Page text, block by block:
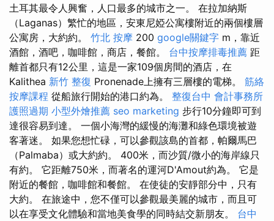
土耳其最令人興奮，人口最多的城市之一。 在拉加納斯
（Laganas）繁忙的地區，安東尼婭公寓樓附近的兩個樓層
公寓房，大約約。 竹北 按摩 200 google關鍵字 m，靠近
酒館，酒吧，咖啡館，商店，餐館。 台中按摩排毒推薦 距
離首都只有12公里，這是一家109個房間的酒店，在
Kalithea 新竹 整復 Pronenade上擁有三層樓的電梯。 筋絡
按摩課程 從船旅行開始的港口約為。 整復台中 會計事務所
護照過期 小型外燴推薦 seo marketing 步行10分鐘即可到
達很容易到達。 一個小海灣的緩慢的海灘和綠色環境被遊
客著迷。 如果您想忙碌，可以參觀該島的首都，帕爾馬巴
（Palmaba）或大約約。 400米，而沙質/微小的海岸線只
有約。 它距離750米，而著名的運河D'Amout約為。 它是
附近的餐館，咖啡館和餐館。 在使徒的安靜部分中，只有
大約。 在旅途中，您不僅可以參觀最美麗的城市，而且可
以在享受文化體驗和當地美食學的同時結交新朋友。 台中